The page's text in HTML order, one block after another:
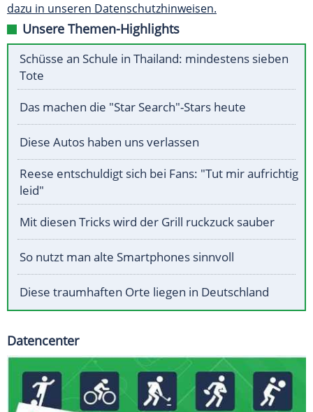
dazu in unseren Datenschutzhinweisen.
Unsere Themen-Highlights
Schüsse an Schule in Thailand: mindestens sieben
Tote
Das machen die "Star Search"-Stars heute
Diese Autos haben uns verlassen
Reese entschuldigt sich bei Fans: "Tut mir aufrichtig
leid"
Mit diesen Tricks wird der Grill ruckzuck sauber
So nutzt man alte Smartphones sinnvoll
Diese traumhaften Orte liegen in Deutschland
Datencenter